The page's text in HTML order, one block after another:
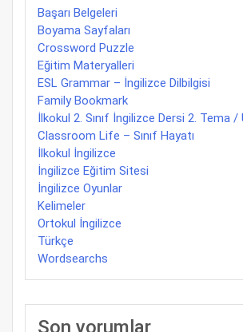
Başarı Belgeleri
Boyama Sayfaları
Crossword Puzzle
Eğitim Materyalleri
ESL Grammar – İngilizce Dilbilgisi
Family Bookmark
İlkokul 2. Sınıf İngilizce Dersi 2. Tema /
Classroom Life – Sınıf Hayatı
İlkokul İngilizce
İngilizce Eğitim Sitesi
İngilizce Oyunlar
Kelimeler
Ortokul İngilizce
Türkçe
Wordsearchs
Son yorumlar